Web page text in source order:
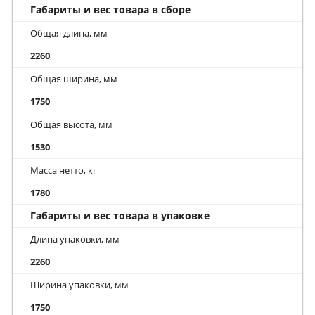
Габариты и вес товара в сборе
Общая длина, мм
2260
Общая ширина, мм
1750
Общая высота, мм
1530
Масса нетто, кг
1780
Габариты и вес товара в упаковке
Длина упаковки, мм
2260
Ширина упаковки, мм
1750